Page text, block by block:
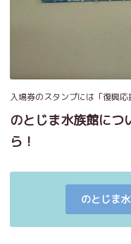
入場券のスタンプには「復興
のとじま水族館につ
ら！
のとじま